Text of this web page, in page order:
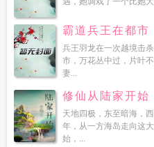
霸道兵王在都市
兵王羽龙在一次越境击
市，万花丛中过，片叶
妻...
修仙从陆家开始
天地四极，东至暗海，
年，从一方海岛走向这
始，...